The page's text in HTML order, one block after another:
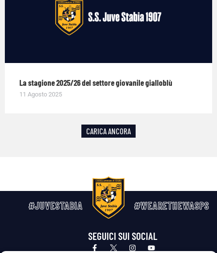
La stagione 2025/26 del settore giovanile gialloblù
11 Agosto 2025
CARICA ANCORA
#JUVESTABIA #WEARETHEWASPS
SEGUICI SUI SOCIAL